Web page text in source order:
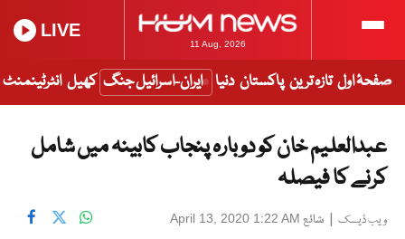
11 Aug, 2026
LIVE
صفحۂ اول تازہ ترین پاکستان دنیا ایران-اسرائیل جنگ کھیل انٹرٹینمنٹ
عبدالعلیم خان کو دوبارہ پنجاب کابینہ میں شامل
کرنے کا فیصلہ
ویب ڈیسک | شائع April 13, 2020 1:22 AM